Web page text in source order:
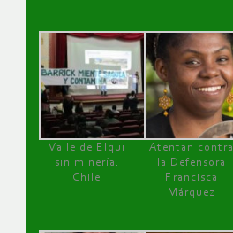
Valle de Elqui
sin minería.
Chile
Atentan contra
la Defensora
Francisca
Márquez